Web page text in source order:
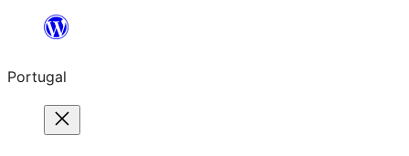
Saltar
o
conteúdo
Portugal